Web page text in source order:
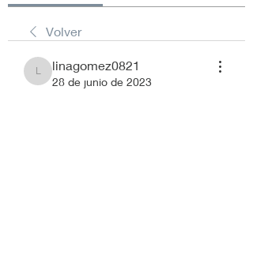
Volver
linagomez0821
linagomez0821
28 de junio de 2023